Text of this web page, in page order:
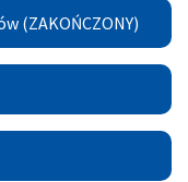
(ZAKOŃCZONY)